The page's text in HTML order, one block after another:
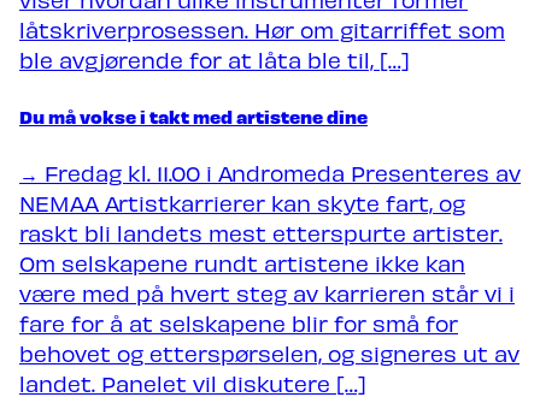
låtskriverprosessen. Hør om gitarriffet som
ble avgjørende for at låta ble til, […]
Du må vokse i takt med artistene dine
→ Fredag kl. 11.00 i Andromeda Presenteres av
NEMAA Artistkarrierer kan skyte fart, og
raskt bli landets mest etterspurte artister.
Om selskapene rundt artistene ikke kan
være med på hvert steg av karrieren står vi i
fare for å at selskapene blir for små for
behovet og etterspørselen, og signeres ut av
landet. Panelet vil diskutere […]